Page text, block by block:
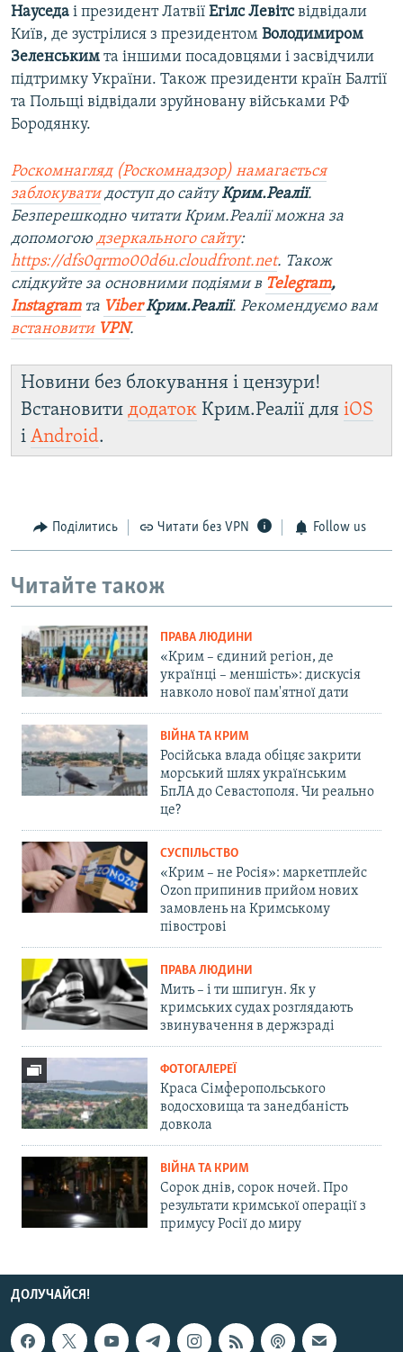
Науседа і президент Латвії Егілс Левітсвідвідали
Київ, де зустрілися з президентом Володимиром
Зеленським та іншими посадовцями і засвідчили
підтримку України. Також президенти країн Балтії
та Польщі відвідали зруйновану військами РФ
Бородянку.
Роскомнагляд (Роскомнадзор) намагається
заблокуватидоступ до сайтуКрим.Реалії.
Безперешкодно читати Крим.Реалії можна за
допомогою дзеркального сайту:
https://dfs0qrmo00d6u.cloudfront.net. Також
слідкуйте за основними подіями в Telegram,
Instagramта ViberКрим.Реалії. Рекомендуємо вам
встановити VPN.
Новини без блокування і цензури!
Встановити додаток Крим.Реалії для iOS
і Android.
Поділитись Читати без VPN Follow us
Читайте також
ПРАВА ЛЮДИНИ
«Крим – єдиний регіон, де
українці – меншість»: дискусія
навколо нової пам'ятної дати
ВІЙНА ТА КРИМ
Російська влада обіцяє закрити
морський шлях українським
БпЛА до Севастополя. Чи реально
це?
СУСПІЛЬСТВО
«Крим – не Росія»: маркетплейс
Ozon припинив прийом нових
замовлень на Кримському
півострові
ПРАВА ЛЮДИНИ
Мить – і ти шпигун. Як у
кримських судах розглядають
звинувачення в держзраді
ФОТОГАЛЕРЕЇ
Краса Сімферопольського
водосховища та занедбаність
довкола
ВІЙНА ТА КРИМ
Сорок днів, сорок ночей. Про
результати кримської операції з
примусу Росії до миру
ДОЛУЧАЙСЯ!